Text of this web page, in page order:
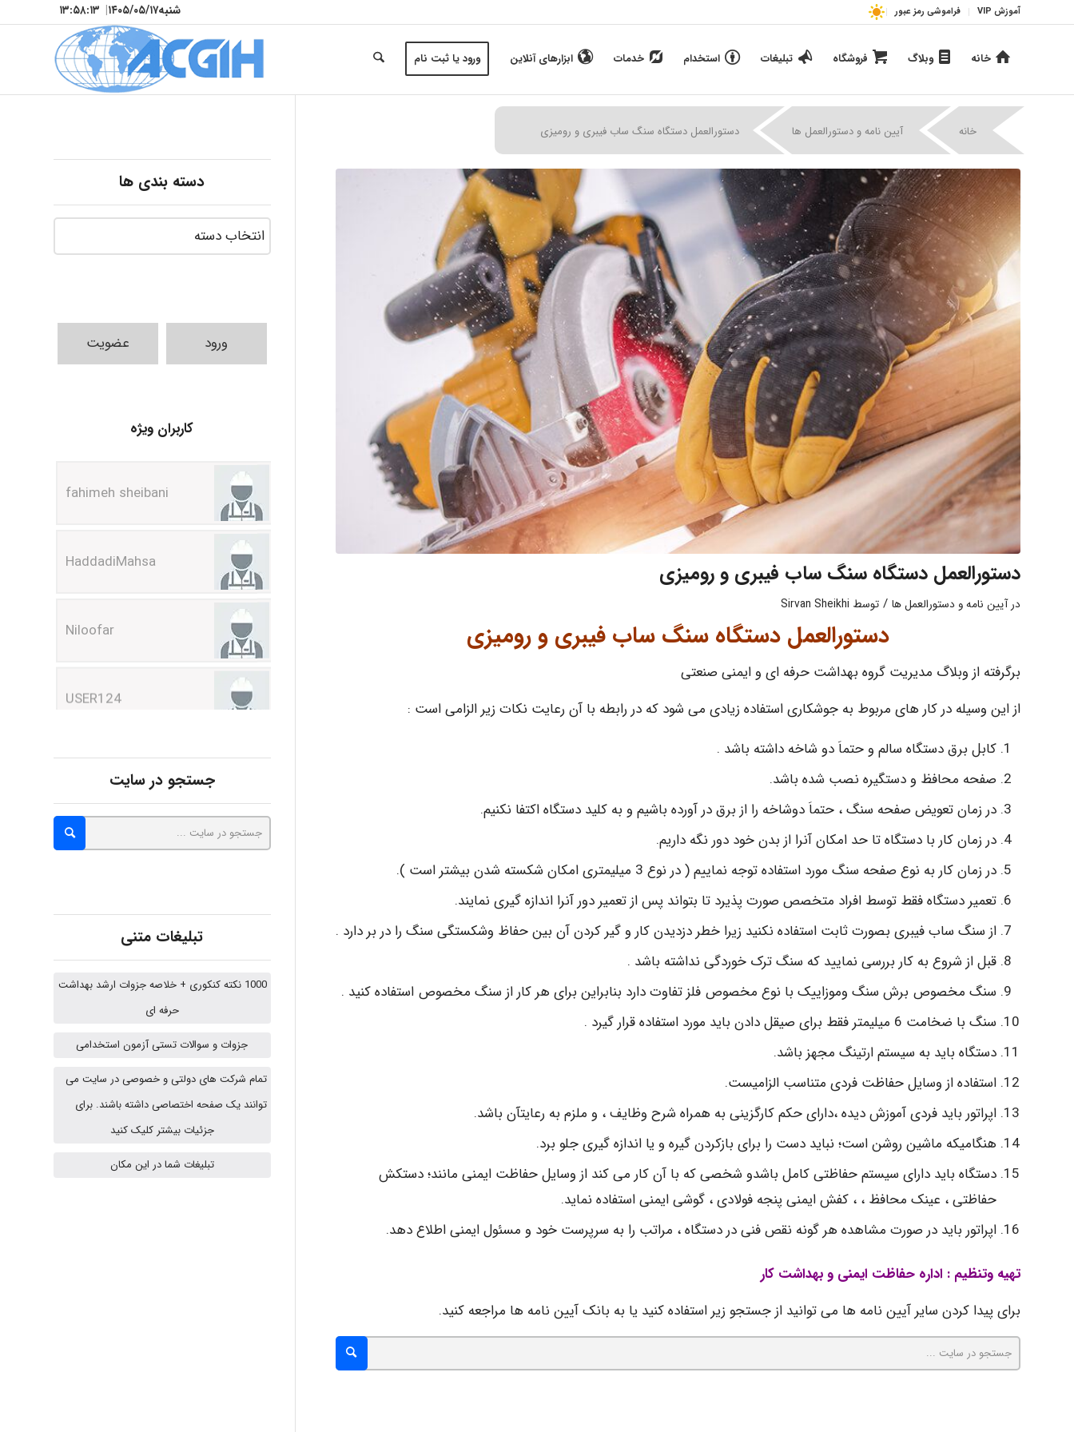
آموزش VIP فراموشی رمز عبور شنبه۱۴۰۵/۰۵/۱۷| ۱۳:۵۸:۱۴
خانه وبلاگ فروشگاه تبلیغات استخدام خدمات ابزارهای آنلاین ورود یا ثبت نام
خانه آیین نامه و دستورالعمل ها | دستورالعمل دستگاه سنگ ساب فیبری و رومیزی
دستورالعمل دستگاه سنگ ساب فیبری و رومیزی
درآیین نامه و دستورالعمل ها / توسط Sirvan Sheikhi
دستورالعمل دستگاه سنگ ساب فیبری و رومیزی
برگرفته از وبلاگ مدیریت گروه بهداشت حرفه ای و ایمنی صنعتی
از این وسیله در کار های مربوط به جوشکاری استفاده زیادی می شود که در رابطه با آن رعایت نکات زیر الزامی است :
کابل برق دستگاه سالم و حتماَ دو شاخه داشته باشد .
صفحه محافظ و دستگیره نصب شده باشد.
در زمان تعویض صفحه سنگ ، حتماَ دوشاخه را از برق در آورده باشیم و به کلید دستگاه اکتفا نکنیم.
در زمان کار با دستگاه تا حد امکان آنرا از بدن خود دور نگه داریم.
در زمان کار به نوع صفحه سنگ مورد استفاده توجه نماییم ( در نوع 3 میلیمتری امکان شکسته شدن بیشتر است ).
تعمیر دستگاه فقط توسط افراد متخصص صورت پذیرد تا بتواند پس از تعمیر دور آنرا اندازه گیری نمایند.
از سنگ ساب فیبری بصورت ثابت استفاده نکنید زیرا خطر دزدیدن کار و گیر کردن آن بین حفاظ وشکستگی سنگ را در بر دارد .
قبل از شروع به کار بررسی نمایید که سنگ ترک خوردگی نداشته باشد .
سنگ مخصوص برش سنگ وموزاییک با نوع مخصوص فلز تفاوت دارد بنابراین برای هر کار از سنگ مخصوص استفاده کنید .
سنگ با ضخامت 6 میلیمتر فقط برای صیقل دادن باید مورد استفاده قرار گیرد .
دستگاه باید به سیستم ارتینگ مجهز باشد.
استفاده از وسایل حفاظت فردی متناسب الزامیست.
اپراتور باید فردی آموزش دیده ،دارای حکم کارگزینی به همراه شرح وظایف ، و ملزم به رعایتآن باشد.
هنگامیکه ماشین روشن است؛ نباید دست را برای بازکردن گیره و یا اندازه گیری جلو برد.
دستگاه باید دارای سیستم حفاظتی کامل باشدو شخصی که با آن کار می کند از وسایل حفاظت ایمنی مانند؛ دستکش
حفاظتی ، عینک محافظ ، ، کفش ایمنی پنجه فولادی ، گوشی ایمنی استفاده نماید.
اپراتور باید در صورت مشاهده هر گونه نقص فنی در دستگاه ، مراتب را به سرپرست خود و مسئول ایمنی اطلاع دهد.
تهیه وتنظیم : اداره حفاظت ایمنی و بهداشت کار
برای پیدا کردن سایر آیین نامه ها می توانید از جستجو زیر استفاده کنید یا به بانک آیین نامه ها مراجعه کنید.
دسته بندی ها
ورود عضویت
کاربران ویژه
abolfazlkoshehe
fatima
fahimeh sheibani
جستجو در سایت
تبلیغات متنی
1000 نکته کنکوری + خلاصه جزوات ارشد بهداشت
حرفه ای
جزوات و سوالات تستی آزمون استخدامی
تمام شرکت های دولتی و خصوصی در سایت می
توانند یک صفحه اختصاصی داشته باشند. برای
جزئیات بیشتر کلیک کنید
تبلیغات شما در این مکان